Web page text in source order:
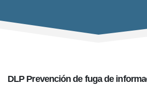
DLP Prevención de fuga de